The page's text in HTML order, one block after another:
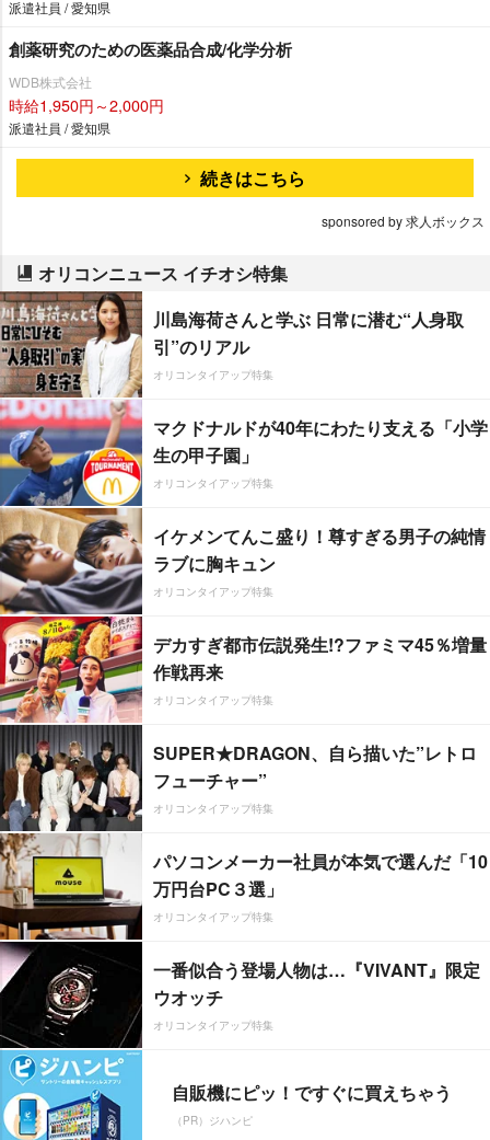
派遣社員 / 愛知県
創薬研究のための医薬品合成/化学分析
WDB株式会社
時給1,950円～2,000円
派遣社員 / 愛知県
続きはこちら
sponsored by 求人ボックス
オリコンニュース イチオシ特集
川島海荷さんと学ぶ 日常に潜む“人身取
引”のリアル
オリコンタイアップ特集
マクドナルドが40年にわたり支える「小学
生の甲子園」
オリコンタイアップ特集
イケメンてんこ盛り！尊すぎる男子の純情
ラブに胸キュン
オリコンタイアップ特集
デカすぎ都市伝説発生!?ファミマ45％増量
作戦再来
オリコンタイアップ特集
SUPER★DRAGON、自ら描いた”レトロ
フューチャー”
オリコンタイアップ特集
パソコンメーカー社員が本気で選んだ「10
万円台PC３選」
オリコンタイアップ特集
一番似合う登場人物は…『VIVANT』限定
ウオッチ
オリコンタイアップ特集
自販機にピッ！ですぐに買えちゃう
（PR）ジハンピ